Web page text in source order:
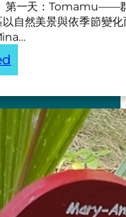
第一天：Tomamu——
自然美景與依季節變